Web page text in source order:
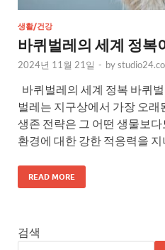
생활/건강
바퀴벌레의 세계 정복
2024년 11월 21일 - by
바퀴벌레의 세계 정복 바퀴
벌레는 지구상에서 가장 오래
생존 전략은 그 어떤 생물보
환경에 대한 강한 적응력을 지
READ MORE
검색